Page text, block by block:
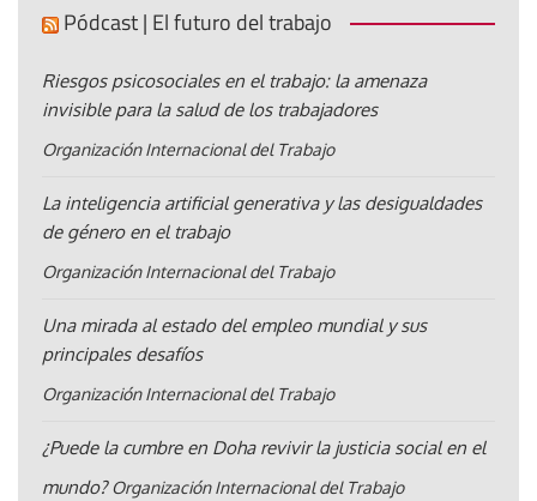
Pódcast | El futuro del trabajo
Riesgos psicosociales en el trabajo: la amenaza
invisible para la salud de los trabajadores
Organización Internacional del Trabajo
La inteligencia artificial generativa y las desigualdades
de género en el trabajo
Organización Internacional del Trabajo
Una mirada al estado del empleo mundial y sus
principales desafíos
Organización Internacional del Trabajo
¿Puede la cumbre en Doha revivir la justicia social en el
mundo? Organización Internacional del Trabajo